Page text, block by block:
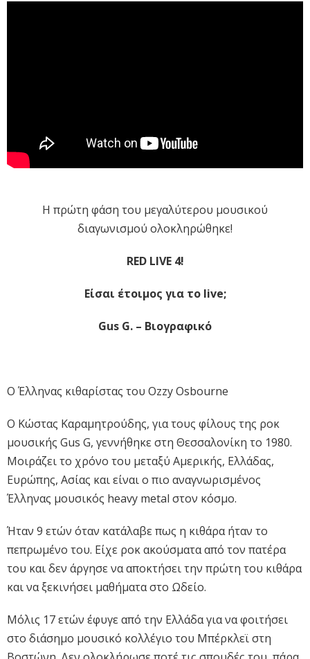
H πρώτη φάση του μεγαλύτερου μουσικού
διαγωνισμού ολοκληρώθηκε!
RED LIVE 4!
Είσαι έτοιμος για το live;
Gus G. – Bιογραφικό
Ο Έλληνας κιθαρίστας του Ozzy Osbourne
Ο Κώστας Καραμητρούδης, για τους φίλους της ροκ
μουσικής Gus G, γεννήθηκε στη Θεσσαλονίκη το 1980.
Μοιράζει το χρόνο του μεταξύ Αμερικής, Ελλάδας,
Ευρώπης, Ασίας και είναι ο πιο αναγνωρισμένος
Έλληνας μουσικός heavy metal στον κόσμο.
Ήταν 9 ετών όταν κατάλαβε πως η κιθάρα ήταν το
πεπρωμένο του. Είχε ροκ ακούσματα από τον πατέρα
του και δεν άργησε να αποκτήσει την πρώτη του κιθάρα
και να ξεκινήσει μαθήματα στο Ωδείο.
Μόλις 17 ετών έφυγε από την Ελλάδα για να φοιτήσει
στο διάσημο μουσικό κολλέγιο του Μπέρκλεϊ στη